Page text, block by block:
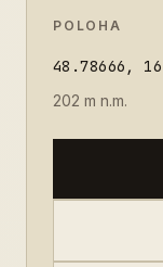
POLOHA
48.78666,
202 m n.m.